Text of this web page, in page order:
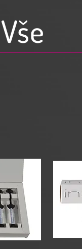
Vše